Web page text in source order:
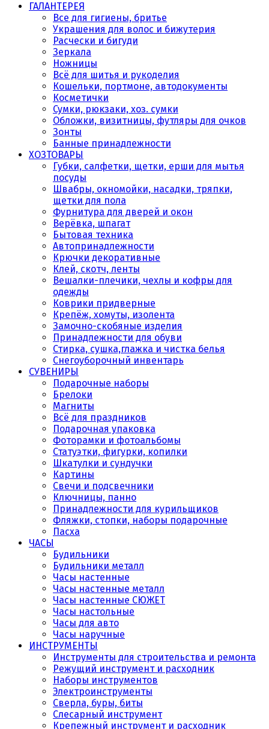
ГАЛАНТЕРЕЯ
Все для гигиены, бритье
Украшения для волос и бижутерия
Расчески и бигуди
Зеркала
Ножницы
Всё для шитья и рукоделия
Кошельки, портмоне, автодокументы
Косметички
Сумки, рюкзаки, хоз. сумки
Обложки, визитницы, футляры для очков
Зонты
Банные принадлежности
ХОЗТОВАРЫ
Губки, салфетки, щетки, ерши для мытья
посуды
Швабры, окномойки, насадки, тряпки,
щетки для пола
Фурнитура для дверей и окон
Верёвка, шпагат
Бытовая техника
Автопринадлежности
Крючки декоративные
Клей, скотч, ленты
Вешалки-плечики, чехлы и кофры для
одежды
Коврики придверные
Крепёж, хомуты, изолента
Замочно-скобяные изделия
Принадлежности для обуви
Стирка, сушка,глажка и чистка белья
Снегоуборочный инвентарь
СУВЕНИРЫ
Подарочные наборы
Брелоки
Магниты
Всё для праздников
Подарочная упаковка
Фоторамки и фотоальбомы
Статуэтки, фигурки, копилки
Шкатулки и сундучки
Картины
Свечи и подсвечники
Ключницы, панно
Принадлежности для курильщиков
Фляжки, стопки, наборы подарочные
Пасха
ЧАСЫ
Будильники
Будильники металл
Часы настенные
Часы настенные металл
Часы настенные СЮЖЕТ
Часы настольные
Часы для авто
Часы наручные
ИНСТРУМЕНТЫ
Инструменты для строительства и ремонта
Режущий инструмент и расходник
Наборы инструментов
Электроинструменты
Сверла, буры, биты
Слесарный инструмент
Крепежный инструмент и расходник